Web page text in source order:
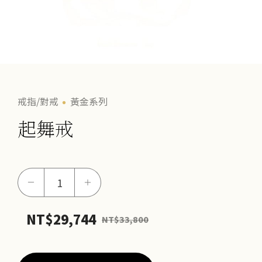
戒指/對戒 黃金系列
起舞戒
－
數
＋
NT$29,744 NT$33,800